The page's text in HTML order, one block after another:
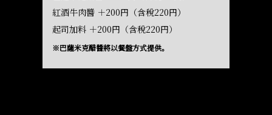
紅酒牛肉醬 ＋200円（含稅220円）
起司加料 ＋200円（含稅220円）
※巴薩米克醋醬將以餐盤方式提供。